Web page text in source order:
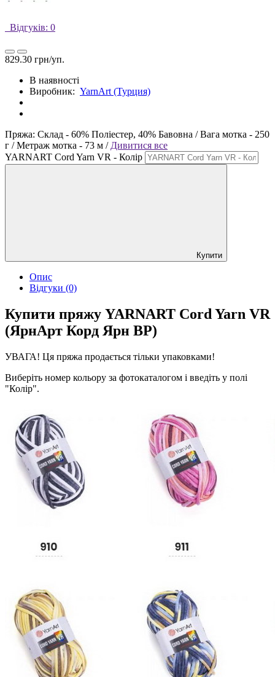
Відгуків: 0
829.30 грн/уп.
В наявності
Виробник: YarnArt (Турция)
Пряжа: Склад - 60% Поліестер, 40% Бавовна /Вага мотка - 250
г /Метраж мотка - 73 м / Дивитися все
YARNART Cord Yarn VR - Колір
Купити
Опис
Відгуки (0)
Купити пряжу YARNART Cord Yarn VR
(ЯрнАрт Корд Ярн ВР)
УВАГА! Ця пряжа продається тільки упаковками!
Виберіть номер кольору за фотокаталогом і введіть у полі
"Колір".